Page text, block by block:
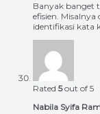
Banyak banget
efisien.
identifikasi kata
Rated 5out of 5
Nabila Syifa